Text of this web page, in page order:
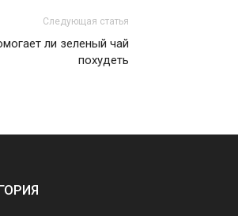
Следующая статья
ли зеленый чай
похудеть